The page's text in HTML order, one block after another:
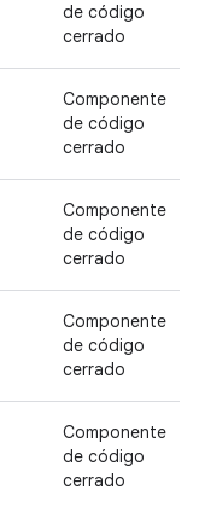
de código
cerrado
Componente
de código
cerrado
Componente
de código
cerrado
Componente
de código
cerrado
Componente
de código
cerrado